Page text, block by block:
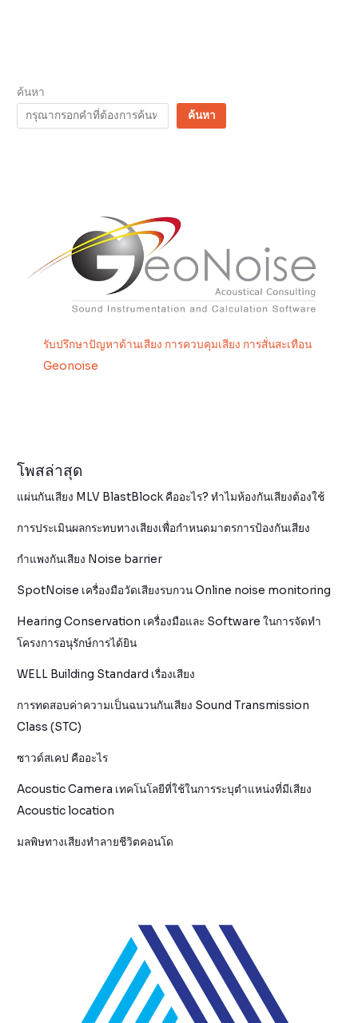
ค้นหา
ค้นหา
รับปรึกษาปัญหาด้านเสียง การควบคุมเสียง การสั่นสะเทือน
Geonoise
โพสล่าสุด
แผ่นกันเสียง MLV BlastBlock คืออะไร? ทำไมห้องกันเสียงต้องใช้
การประเมินผลกระทบทางเสียงเพื่อกำหนดมาตรการป้องกันเสียง
กำแพงกันเสียง Noise barrier
SpotNoise เครื่องมือวัดเสียงรบกวน Online noise monitoring
Hearing Conservation เครื่องมือและ Software ในการจัดทำ
โครงการอนุรักษ์การได้ยิน
WELL Building Standard เรื่องเสียง
การทดสอบค่าความเป็นฉนวนกันเสียง Sound Transmission
Class (STC)
ซาวด์สเคป คืออะไร
Acoustic Camera เทคโนโลยีที่ใช้ในการระบุตำแหน่งที่มีเสียง
Acoustic location
มลพิษทางเสียงทำลายชีวิตคอนโด